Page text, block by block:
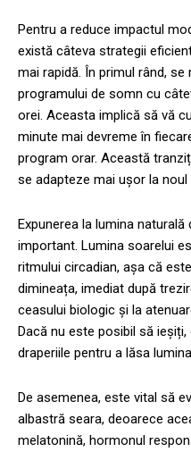
Pentru a reduce impactul
există câteva strategii
mai rapidă. În primul rând,
programului de somn cu
orei. Aceasta implică să vă
minute mai devreme în
program orar. Această
se adapteze mai ușor la noul
Expunerea la lumina
important. Lumina soarelui
ritmului circadian, așa că
dimineața, imediat după
ceasului biologic și la
Dacă nu este posibil să
draperiile pentru a lăsa
De asemenea, este vital să
albastră seara, deoarece
melatonină, hormonul